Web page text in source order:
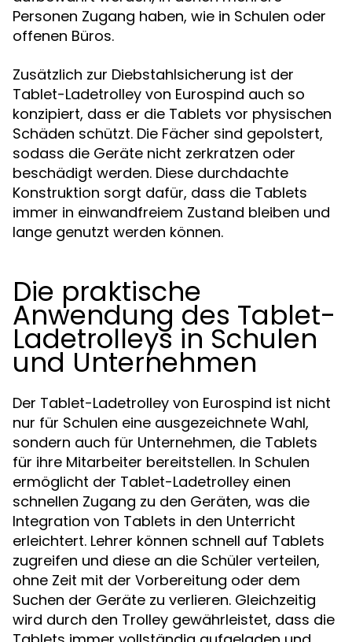
Personen Zugang haben, wie in Schulen oder
offenen Büros.
Zusätzlich zur Diebstahlsicherung ist der
Tablet-Ladetrolley von Eurospind auch so
konzipiert, dass er die Tablets vor physischen
Schäden schützt. Die Fächer sind gepolstert,
sodass die Geräte nicht zerkratzen oder
beschädigt werden. Diese durchdachte
Konstruktion sorgt dafür, dass die Tablets
immer in einwandfreiem Zustand bleiben und
lange genutzt werden können.
Die praktische
Anwendung des Tablet-
Ladetrolleys in Schulen
und Unternehmen
Der Tablet-Ladetrolley von Eurospind ist nicht
nur für Schulen eine ausgezeichnete Wahl,
sondern auch für Unternehmen, die Tablets
für ihre Mitarbeiter bereitstellen. In Schulen
ermöglicht der Tablet-Ladetrolley einen
schnellen Zugang zu den Geräten, was die
Integration von Tablets in den Unterricht
erleichtert. Lehrer können schnell auf Tablets
zugreifen und diese an die Schüler verteilen,
ohne Zeit mit der Vorbereitung oder dem
Suchen der Geräte zu verlieren. Gleichzeitig
wird durch den Trolley gewährleistet, dass die